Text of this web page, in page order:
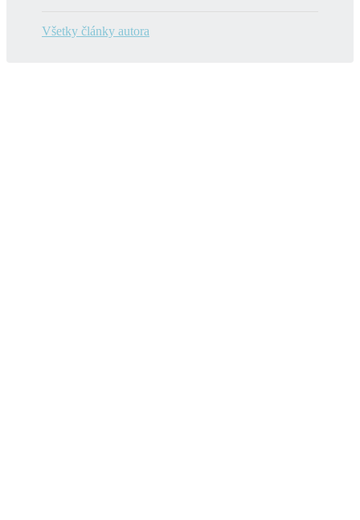
Všetky články autora